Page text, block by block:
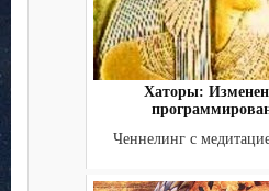
Хаторы:
Ченнелинг с